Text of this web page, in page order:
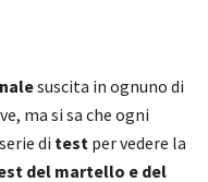
suscita in ognuno di
ma si sa che ogni
di test per vedere la
del martello e del